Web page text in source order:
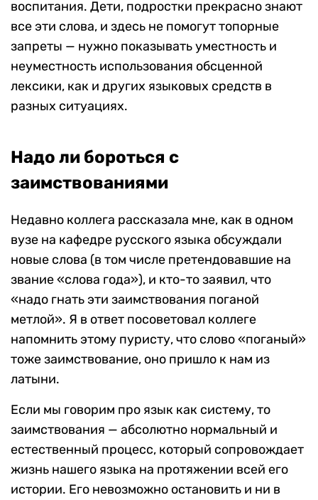
воспитания. Дети, подростки прекрасно знают
все эти слова, и здесь не помогут топорные
запреты — нужно показывать уместность и
неуместность использования обсценной
лексики, как и других языковых средств в
разных ситуациях.
Надо ли бороться с
заимствованиями
Недавно коллега рассказала мне, как в одном
вузе на кафедре русского языка обсуждали
новые слова (в том числе претендовавшие на
звание «слова года»), и кто-то заявил, что
«надо гнать эти заимствования поганой
метлой». Я в ответ посоветовал коллеге
напомнить этому пуристу, что слово «поганый»
тоже заимствование, оно пришло к нам из
латыни.
Если мы говорим про язык как систему, то
заимствования — абсолютно нормальный и
естественный процесс, который сопровождает
жизнь нашего языка на протяжении всей его
истории. Его невозможно остановить и ни в